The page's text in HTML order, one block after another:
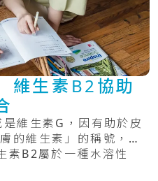
維生素B2協助
維生素G，因有助於皮
的維生素」的稱號，為
素B2屬於一種水溶性